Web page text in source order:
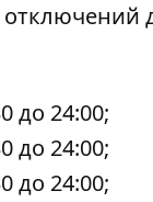
отключений
до 24:00;
до 24:00;
до 24:00;